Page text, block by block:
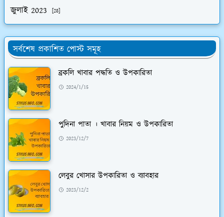
জুলাই 2023 [28]
সর্বশেষ প্রকাশিত পোস্ট সমূহ
ব্রকলি খাবার পদ্ধতি ও উপকারিতা
2024/1/15
পুদিনা পাতা । খাবার নিয়ম ও উপকারিতা
2023/12/7
লেবুর খোসার উপকারিতা ও ব্যাবহার
2023/12/2